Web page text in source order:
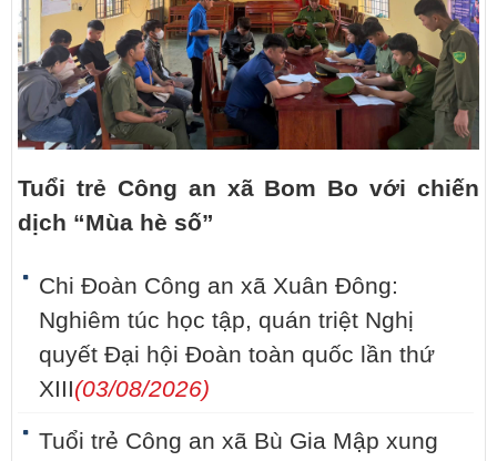
Tuổi trẻ Công an xã Bom Bo với chiến
dịch “Mùa hè số”
Chi Đoàn Công an xã Xuân Đông:
Nghiêm túc học tập, quán triệt Nghị
quyết Đại hội Đoàn toàn quốc lần thứ
XIII(03/08/2026)
Tuổi trẻ Công an xã Bù Gia Mập xung